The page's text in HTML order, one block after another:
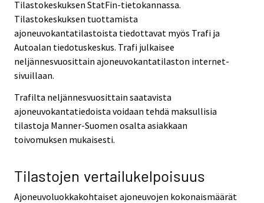
Tilastokeskuksen StatFin-tietokannassa.
Tilastokeskuksen tuottamista
ajoneuvokantatilastoista tiedottavat myös Trafi ja
Autoalan tiedotuskeskus. Trafi julkaisee
neljännesvuosittain ajoneuvokantatilaston internet-
sivuillaan.
Trafilta neljännesvuosittain saatavista
ajoneuvokantatiedoista voidaan tehdä maksullisia
tilastoja Manner-Suomen osalta asiakkaan
toivomuksen mukaisesti.
Tilastojen vertailukelpoisuus
Ajoneuvoluokkakohtaiset ajoneuvojen kokonaismäärät